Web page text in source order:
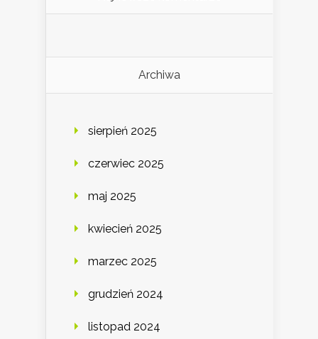
Archiwa
sierpień 2025
czerwiec 2025
maj 2025
kwiecień 2025
marzec 2025
grudzień 2024
listopad 2024